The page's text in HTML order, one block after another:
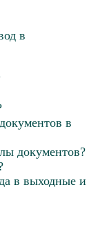
в
в
документов?
в выходные и